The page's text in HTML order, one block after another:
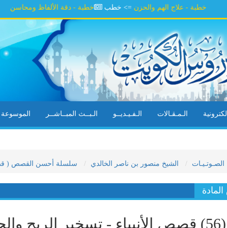
خطبة - دقة الألفاظ ومحاسن السلوك خطبة - علاج الهم والحزن=> خطب
الـمـقـالات الـفـيـديــو الـبــث المبــاشــر الموسوعة
الصـوتـيـات الشيخ منصور بن ناصر الخالدي سلسلة أحسن القصص ( قصص
(56) قصص الأنبياء - تسخير الريح